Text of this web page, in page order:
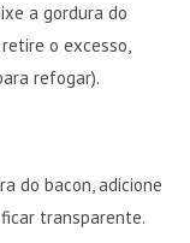
a gordura do
o excesso,
refogar).
do bacon, adicione
transparente.